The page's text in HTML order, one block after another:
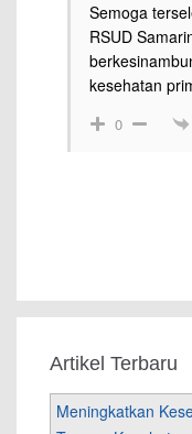
Semoga
RSUD
kesehatan
0
Artikel Terbaru
Meningkatkan